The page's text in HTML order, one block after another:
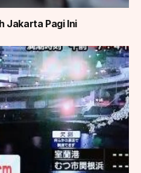
Jakarta Pagi Ini